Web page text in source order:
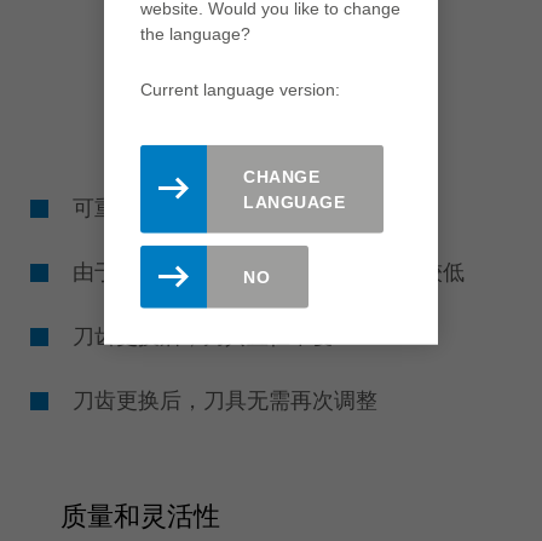
可重复使用的刀体降低了刀具成本
由于刀齿可修磨且可更换，加工成本较低
刀齿更换后，刀具直径不变
刀齿更换后，刀具无需再次调整
质量和灵活性
website. Would you like to change
the language?
Current language version:
CHANGE
LANGUAGE
NO